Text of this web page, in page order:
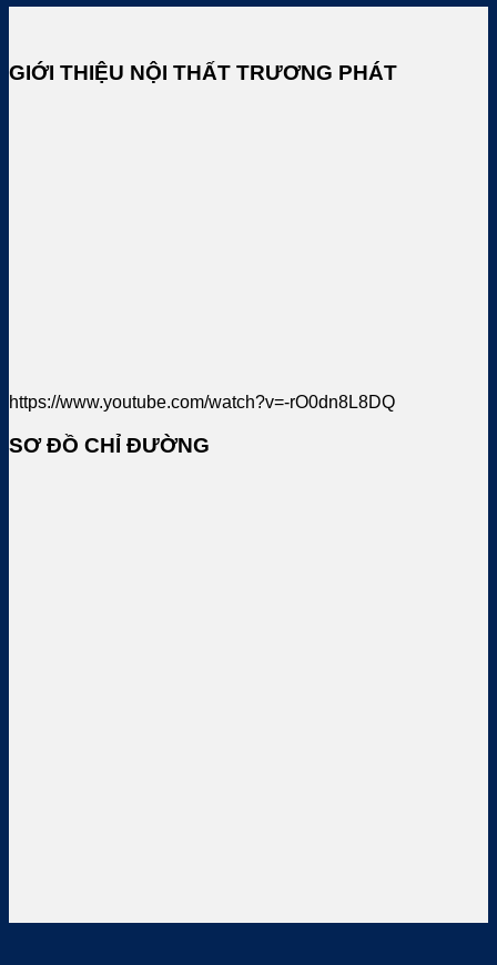
GIỚI THIỆU NỘI THẤT TRƯƠNG PHÁT
https://www.youtube.com/watch?v=-rO0dn8L8DQ
SƠ ĐỒ CHỈ ĐƯỜNG